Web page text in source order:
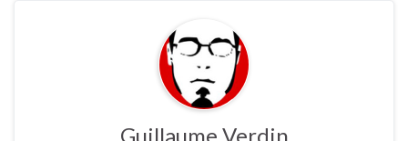
Guillaume Verdin